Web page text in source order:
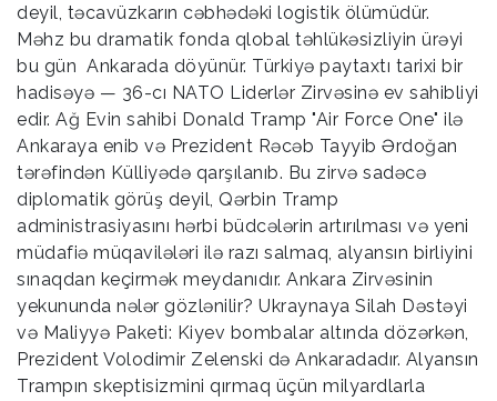
deyil, təcavüzkarın cəbhədəki logistik ölümüdür.
Məhz bu dramatik fonda qlobal təhlükəsizliyin ürəyi
bu gün Ankarada döyünür. Türkiyə paytaxtı tarixi bir
hadisəyə — 36-cı NATO Liderlər Zirvəsinə ev sahibliyi
edir. Ağ Evin sahibi Donald Tramp "Air Force One" ilə
Ankaraya enib və Prezident Rəcəb Tayyib Ərdoğan
tərəfindən Külliyədə qarşılanıb. Bu zirvə sadəcə
diplomatik görüş deyil, Qərbin Tramp
administrasiyasını hərbi büdcələrin artırılması və yeni
müdafiə müqavilələri ilə razı salmaq, alyansın birliyini
sınaqdan keçirmək meydanıdır. Ankara Zirvəsinin
yekununda nələr gözlənilir? Ukraynaya Silah Dəstəyi
və Maliyyə Paketi: Kiyev bombalar altında dözərkən,
Prezident Volodimir Zelenski də Ankaradadır. Alyansın
Trampın skeptisizmini qırmaq üçün milyardlarla